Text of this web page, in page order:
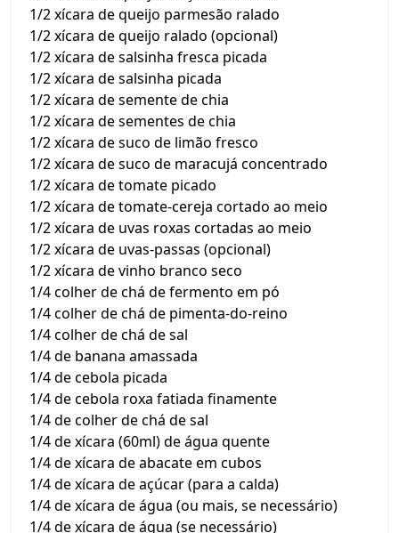
1/2 xícara de queijo parmesão ralado
1/2 xícara de queijo ralado (opcional)
1/2 xícara de salsinha fresca picada
1/2 xícara de salsinha picada
1/2 xícara de semente de chia
1/2 xícara de sementes de chia
1/2 xícara de suco de limão fresco
1/2 xícara de suco de maracujá concentrado
1/2 xícara de tomate picado
1/2 xícara de tomate-cereja cortado ao meio
1/2 xícara de uvas roxas cortadas ao meio
1/2 xícara de uvas-passas (opcional)
1/2 xícara de vinho branco seco
1/4 colher de chá de fermento em pó
1/4 colher de chá de pimenta-do-reino
1/4 colher de chá de sal
1/4 de banana amassada
1/4 de cebola picada
1/4 de cebola roxa fatiada finamente
1/4 de colher de chá de sal
1/4 de xícara (60ml) de água quente
1/4 de xícara de abacate em cubos
1/4 de xícara de açúcar (para a calda)
1/4 de xícara de água (ou mais, se necessário)
1/4 de xícara de água (se necessário)